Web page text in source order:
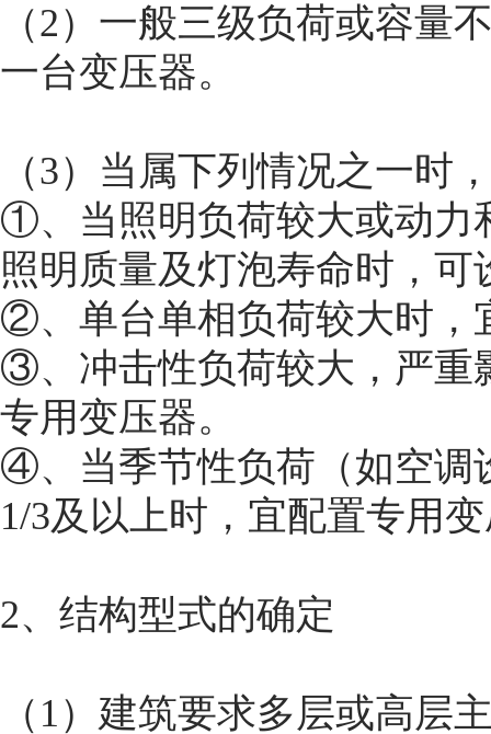
（2）一般三级负荷或容量
一台变压器。
（3）当属下列情况之一时
①、当照明负荷较大或动力
照明质量及灯泡寿命时，
②、单台单相负荷较大时，
③、冲击性负荷较大，严重
专用变压器。
④、当季节性负荷（如空调
1/3及以上时，宜配置专用
2、结构型式的确定
（1）建筑要求多层或高层